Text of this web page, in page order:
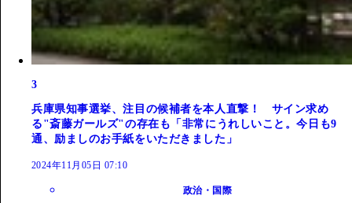
3
兵庫県知事選挙、注目の候補者を本人直撃！ サイン求め
る"斎藤ガールズ"の存在も「非常にうれしいこと。今日も9
通、励ましのお手紙をいただきました」
2024年11月05日 07:10
政治・国際